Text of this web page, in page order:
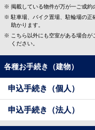
掲載している物件が万が一ご成約
駐車場、バイク置場、駐輪場の
助かります。
こちら以外にも空室がある場合
ください。
各種お手続き（建物）
申込手続き（個人）
申込手続き（法人）